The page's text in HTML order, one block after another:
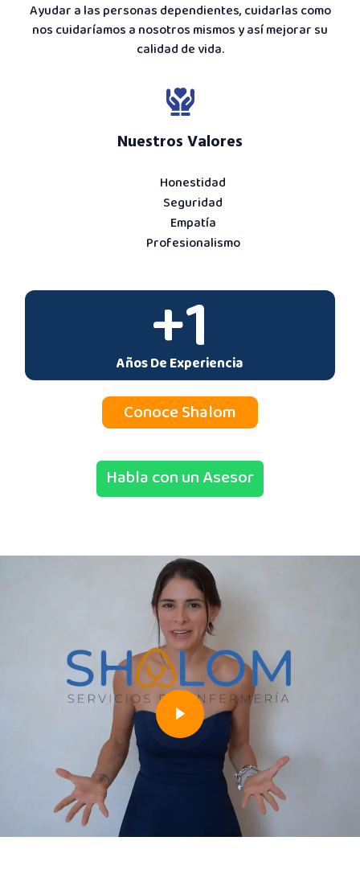
Ayudar a las personas dependientes, cuidarlas como
nos cuidaríamos a nosotros mismos y así mejorar su
calidad de vida.
Nuestros Valores
Honestidad
Seguridad
Empatía
Profesionalismo
Conoce Shalom
Habla con un Asesor
+1
Años De Experiencia